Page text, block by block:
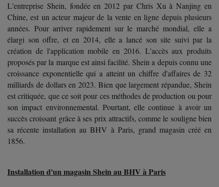
L'entreprise Shein, fondée en 2012 par Chris Xu à Nanjing en
Chine, est un acteur majeur de la vente en ligne depuis plusieurs
années. Pour arriver rapidement sur le marché mondial, elle a
élargi son offre, et en 2014, elle a lancé son site suivi par la
création de l'application mobile en 2016. L'accès aux produits
proposés par la marque est ainsi facilité. Shein a depuis connu une
croissance exponentielle qui a atteint un chiffre d'affaires de 32
milliards de dollars en 2023. Bien que largement répandue, Shein
est critiquée, que ce soit pour ces méthodes de production ou pour
son impact environnemental. Pourtant, elle continue à avoir un
succès croissant grâce à ses prix attractifs, comme le souligne bien
sa récente installation au BHV à Paris, grand magasin créé en
1856.
Installation d'un magasin Shein au BHV à Paris